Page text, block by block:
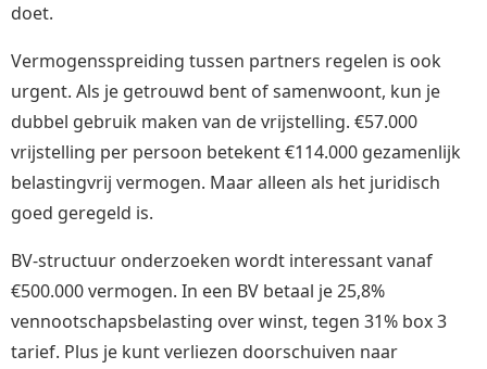
doet.
Vermogensspreiding tussen partners regelen is ook
urgent. Als je getrouwd bent of samenwoont, kun je
dubbel gebruik maken van de vrijstelling. €57.000
vrijstelling per persoon betekent €114.000 gezamenlijk
belastingvrij vermogen. Maar alleen als het juridisch
goed geregeld is.
BV-structuur onderzoeken wordt interessant vanaf
€500.000 vermogen. In een BV betaal je 25,8%
vennootschapsbelasting over winst, tegen 31% box 3
tarief. Plus je kunt verliezen doorschuiven naar